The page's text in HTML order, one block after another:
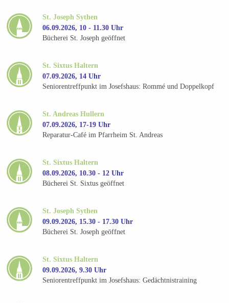
St. Joseph Sythen
06.09.2026, 10 - 11.30 Uhr
Bücherei St. Joseph geöffnet
St. Sixtus Haltern
07.09.2026, 14 Uhr
Seniorentreffpunkt im Josefshaus: Rommé und Doppelkopf
St. Andreas Hullern
07.09.2026, 17-19 Uhr
Reparatur-Café im Pfarrheim St. Andreas
St. Sixtus Haltern
08.09.2026, 10.30 - 12 Uhr
Bücherei St. Sixtus geöffnet
St. Joseph Sythen
09.09.2026, 15.30 - 17.30 Uhr
Bücherei St. Joseph geöffnet
St. Sixtus Haltern
09.09.2026, 9.30 Uhr
Seniorentreffpunkt im Josefshaus: Gedächtnistraining